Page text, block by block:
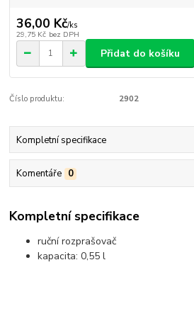
36,00 Kč/ks
29,75 Kč bez DPH
Přidat do košíku
Číslo produktu: 2902
Kompletní specifikace
Komentáře 0
Kompletní specifikace
ruční rozprašovač
kapacita: 0,55 l